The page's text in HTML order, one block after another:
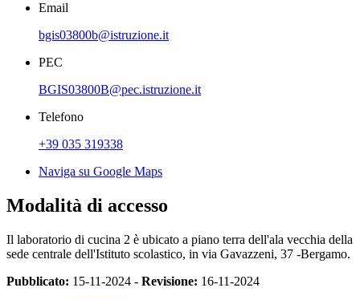
Email
bgis03800b@istruzione.it
PEC
BGIS03800B@pec.istruzione.it
Telefono
+39 035 319338
Naviga su Google Maps
Modalità di accesso
Il laboratorio di cucina 2 è ubicato a piano terra dell'ala vecchia della
sede centrale dell'Istituto scolastico, in via Gavazzeni, 37 -Bergamo.
Pubblicato: 15-11-2024 - Revisione: 16-11-2024